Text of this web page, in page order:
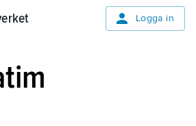
Logga in